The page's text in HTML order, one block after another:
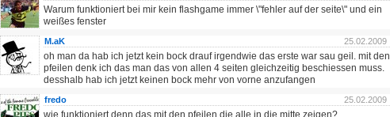
Warum funktioniert bei mir kein flashgame immer \"fehler auf der seite\" und ein
weißes fenster
25.02.2009
M.aK
oh man da hab ich jetzt kein bock drauf irgendwie das erste war sau geil. mit den
pfeilen denk ich das man das von allen 4 seiten gleichzeitig beschiessen muss.
desshalb hab ich jetzt keinen bock mehr von vorne anzufangen
25.02.2009
fredo
wie funktioniert denn das mit den pfeilen die alle in die mitte zeigen?